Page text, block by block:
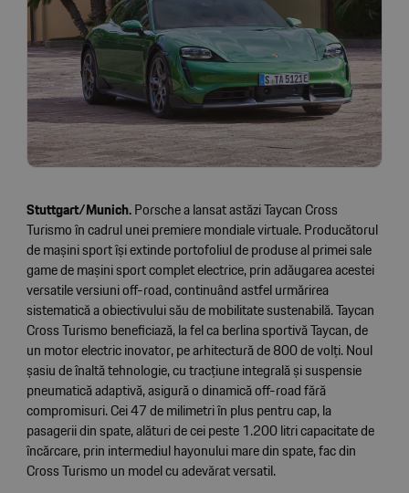
Stuttgart/Munich.Porsche a lansat astăzi Taycan Cross
Turismo în cadrul unei premiere mondiale virtuale. Producătorul
de mașini sport își extinde portofoliul de produse al primei sale
game de mașini sport complet electrice, prin adăugarea acestei
versatile versiuni off-road, continuând astfel urmărirea
sistematică a obiectivului său de mobilitate sustenabilă. Taycan
Cross Turismo beneficiază, la fel ca berlina sportivă Taycan, de
un motor electric inovator, pe arhitectură de 800 de volți. Noul
șasiu de înaltă tehnologie, cu tracțiune integrală și suspensie
pneumatică adaptivă, asigură o dinamică off-road fără
compromisuri. Cei 47 de milimetri în plus pentru cap, la
pasagerii din spate, alături de cei peste 1.200 litri capacitate de
încărcare, prin intermediul hayonului mare din spate, fac din
Cross Turismo un model cu adevărat versatil.